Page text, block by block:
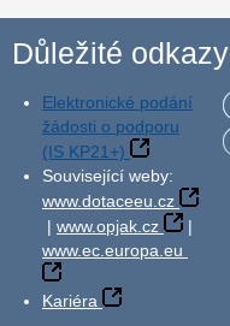
Důležité odkazy
Elektronické podání
žádosti o podporu
(IS KP21+)
Související weby:
www.dotaceeu.cz
| www.opjak.cz
|
www.ec.europa.eu
Kariéra